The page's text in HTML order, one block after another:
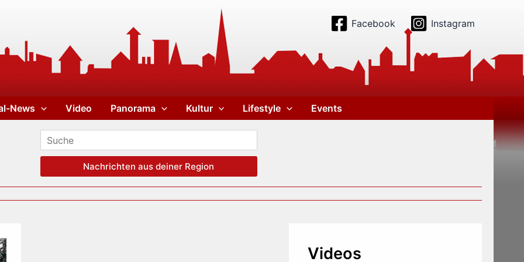
Facebook Instagram
News Video Panorama Kultur Lifestyle Events
Nachrichten aus deiner Region
Videos